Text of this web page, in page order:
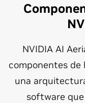
NVIDIA AI
componentes de
una
software